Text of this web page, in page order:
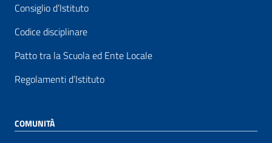
Consiglio d’Istituto
Codice disciplinare
Patto tra la Scuola ed Ente Locale
Regolamenti d’Istituto
COMUNITÀ